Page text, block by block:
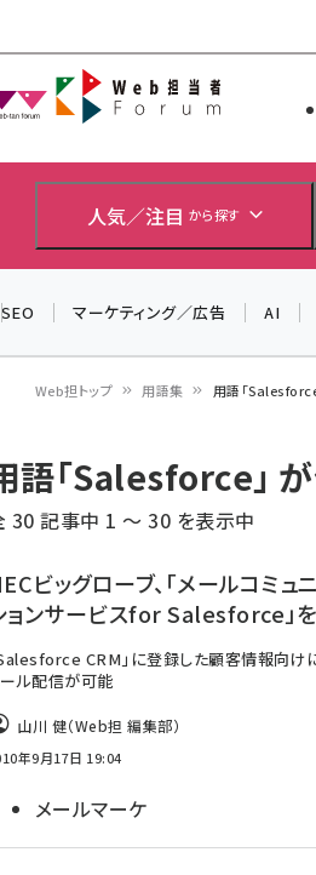
Web担当
人気／注目 から探す
SEO マーケティング／広告 AI
Web担トップ 用語集 用語「
語「Salesforce」
30 記事中 1 ～ 30 を表示中
ビッグローブ、「メールコミュ
ョンサービスfor Salesforce」
Salesforce CRM」に登録した顧客情報向け
ル配信が可能
山川 健（Web担 編集部）
年9月17日 19:04
メールマーケ